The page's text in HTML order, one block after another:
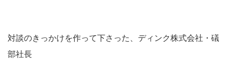
対談のきっかけを作って下さった、ディンク株式会社・礒
部社長